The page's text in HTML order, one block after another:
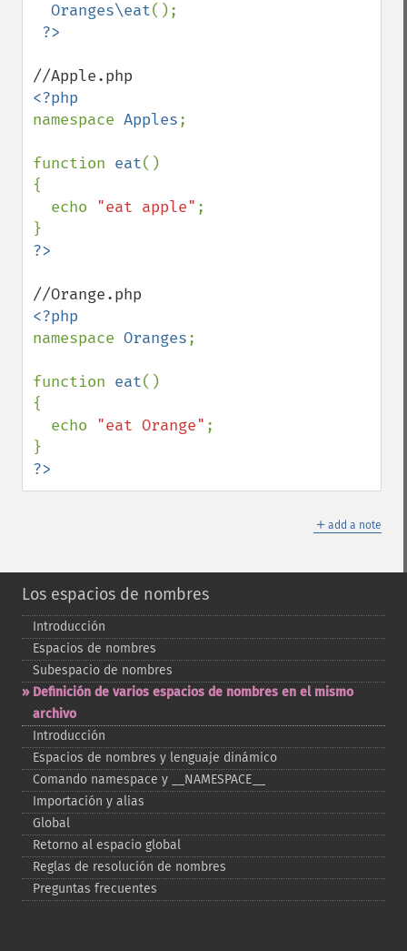
Oranges\eat();
namespace Apples;
function eat()
{
  echo
"eat apple" ;
namespace Oranges;
function eat()
{
  echo
"eat Orange" ;
?>
＋ add a note
Los espacios de nombres
Introducción
Espacios de nombres
Subespacio de nombres
Definición de varios espacios de nombres en el mismo
archivo
Introducción
Espacios de nombres y lenguaje dinámico
Comando namespace y _​_​NAMESPACE_​_​
Importación y alias
Global
Retorno al espacio global
Reglas de resolución de nombres
Preguntas frecuentes